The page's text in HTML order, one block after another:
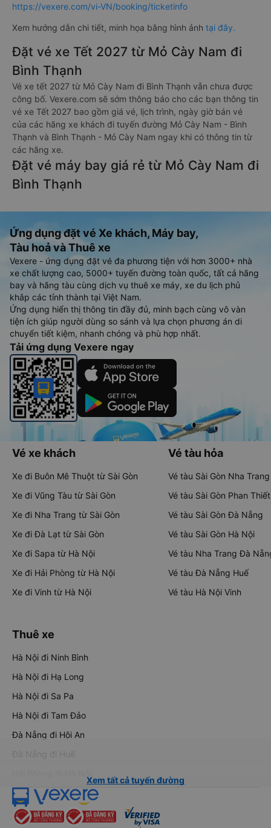
https://vexere.com/vi-VN/booking/ticketinfo
Xem hướng dẫn chi tiết, minh họa bằng hình ảnh tại đây.
Đặt vé xe Tết 2027 từ Mỏ Cày Nam đi
Bình Thạnh
Vé xe tết 2027 từ Mỏ Cày Nam đi Bình Thạnh vẫn chưa được
công bố. Vexere.com sẽ sớm thông báo cho các bạn thông tin
vé xe Tết 2027 bao gồm giá vé, lịch trình, ngày giờ bán vé
của các hãng xe khách đi tuyến đường Mỏ Cày Nam - Bình
Thạnh và Bình Thạnh - Mỏ Cày Nam ngay khi có thông tin từ
các hãng xe.
Đặt vé máy bay giá rẻ từ Mỏ Cày Nam đi
Bình Thạnh
Ứng dụng đặt vé Xe khách, Máy bay,
Tàu hoả và Thuê xe
Vexere - ứng dụng đặt vé đa phương tiện với hơn 3000+ nhà
xe chất lượng cao, 5000+ tuyến đường toàn quốc, tất cả hãng
bay và hãng tàu cùng dịch vụ thuê xe máy, xe du lịch phủ
khắp các tỉnh thành tại Việt Nam.
Ứng dụng hiển thị thông tin đầy đủ, minh bạch cùng vô vàn
tiện ích giúp người dùng so sánh và lựa chọn phương án di
chuyển tiết kiệm, nhanh chóng và phù hợp nhất.
Tải ứng dụng Vexere ngay
Vé xe khách
Xe đi Buôn Mê Thuột từ Sài Gòn
Xe đi Vũng Tàu từ Sài Gòn
Xe đi Nha Trang từ Sài Gòn
Xe đi Đà Lạt từ Sài Gòn
Xe đi Sapa từ Hà Nội
Xe đi Hải Phòng từ Hà Nội
Xe đi Vinh từ Hà Nội
Vé tàu hỏa
Vé tàu Sài Gòn Nha Trang
Vé tàu Sài Gòn Phan Thiết
Vé tàu Sài Gòn Đà Nẵng
Vé tàu Sài Gòn Hà Nội
Vé tàu Nha Trang Đà
Vé tàu Đà Nẵng Huế
Vé tàu Hà Nội Vinh
Thuê xe
Hà Nội đi Ninh Bình
Hà Nội đi Hạ Long
Hà Nội đi Sa Pa
Hà Nội đi Tam Đảo
Đà Nẵng đi Hội An
Đà Nẵng đi Huế
Xem tất cả tuyến đường